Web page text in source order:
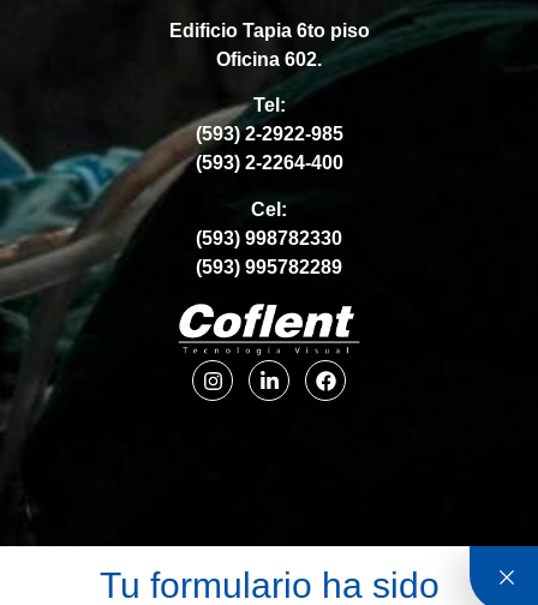
Edificio Tapia 6to piso
Oficina 602.
Tel:
(593) 2-2922-985
(593) 2-2264-400
Cel:
(593) 998782330
(593) 995782289
Tu formulario ha sido